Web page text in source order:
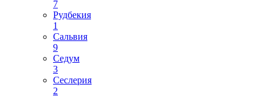
7
Рудбекия
1
Сальвия
9
Седум
3
Сеслерия
2